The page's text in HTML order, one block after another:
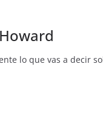
lo que vas a decir